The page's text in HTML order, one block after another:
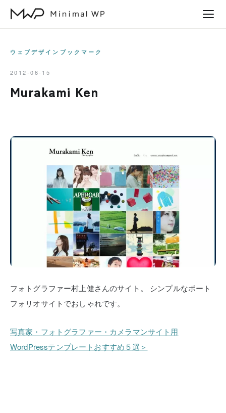
ウェブデザインブックマーク
2012-06-15
Murakami Ken
フォトグラファー村上健さんのサイト。
シンプルなポート
フォリオサイトでおしゃれです。
写真家・フォトグラファー・カメラマンサイト用
WordPressテンプレートおすすめ５選＞